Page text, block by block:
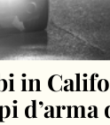
in
d’arma